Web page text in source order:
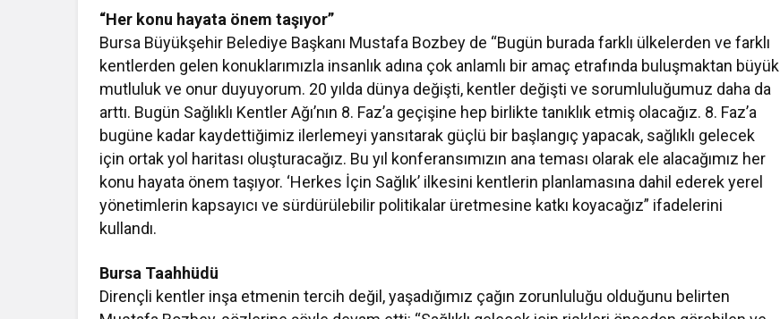
“Her konu hayata önem taşıyor”
Bursa Büyükşehir Belediye Başkanı Mustafa Bozbey de “Bugün burada farklı ülkelerden ve farklı
kentlerden gelen konuklarımızla insanlık adına çok anlamlı bir amaç etrafında buluşmaktan büyük
mutluluk ve onur duyuyorum. 20 yılda dünya değişti, kentler değişti ve sorumluluğumuz daha da
arttı. Bugün Sağlıklı Kentler Ağı’nın 8. Faz’a geçişine hep birlikte tanıklık etmiş olacağız. 8. Faz’a
bugüne kadar kaydettiğimiz ilerlemeyi yansıtarak güçlü bir başlangıç yapacak, sağlıklı gelecek
için ortak yol haritası oluşturacağız. Bu yıl konferansımızın ana teması olarak ele alacağımız her
konu hayata önem taşıyor. ‘Herkes İçin Sağlık’ ilkesini kentlerin planlamasına dahil ederek yerel
yönetimlerin kapsayıcı ve sürdürülebilir politikalar üretmesine katkı koyacağız” ifadelerini
kullandı.
Bursa Taahhüdü
Dirençli kentler inşa etmenin tercih değil, yaşadığımız çağın zorunluluğu olduğunu belirten